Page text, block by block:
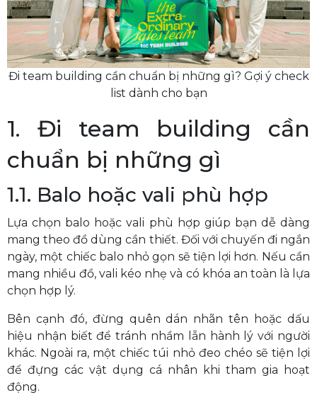
Đi team building cần chuẩn bị những gì? Gợi ý check
list dành cho bạn
1. Đi team building cần
chuẩn bị những gì
1.1. Balo hoặc vali phù hợp
Lựa chọn balo hoặc vali phù hợp giúp bạn dễ dàng
mang theo đồ dùng cần thiết. Đối với chuyến đi ngắn
ngày, một chiếc balo nhỏ gọn sẽ tiện lợi hơn. Nếu cần
mang nhiều đồ, vali kéo nhẹ và có khóa an toàn là lựa
chọn hợp lý.
Bên cạnh đó, đừng quên dán nhãn tên hoặc dấu
hiệu nhận biết để tránh nhầm lẫn hành lý với người
khác. Ngoài ra, một chiếc túi nhỏ đeo chéo sẽ tiện lợi
để đựng các vật dụng cá nhân khi tham gia hoạt
động.